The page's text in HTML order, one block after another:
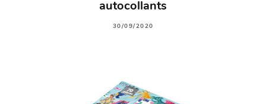
autocollants
30/09/2020